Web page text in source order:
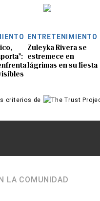
ENTRETENIMIENTO
Zuleyka Rivera se
estremece en
lágrimas en su fiesta
criterios de
LA COMUNIDAD